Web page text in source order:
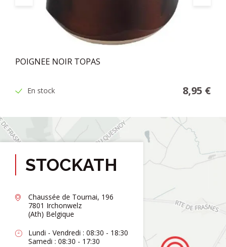
POIGNEE NOIR TOPAS
En stock 8,95 €
STOCKATH
Chaussée de Tournai, 196
7801 Irchonwelz
(Ath) Belgique
Lundi - Vendredi : 08:30 - 18:30
Samedi : 08:30 - 17:30